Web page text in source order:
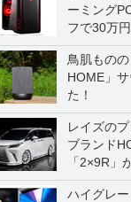
ーミング
フで30万円
鳥肌もの
HOME」
た！
レイズの
ブランド
「2×9R」
ハイグレ